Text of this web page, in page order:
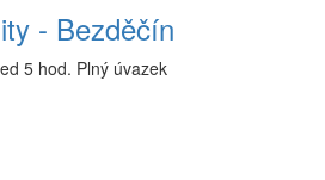
- Bezděčín
5 hod. Plný úvazek